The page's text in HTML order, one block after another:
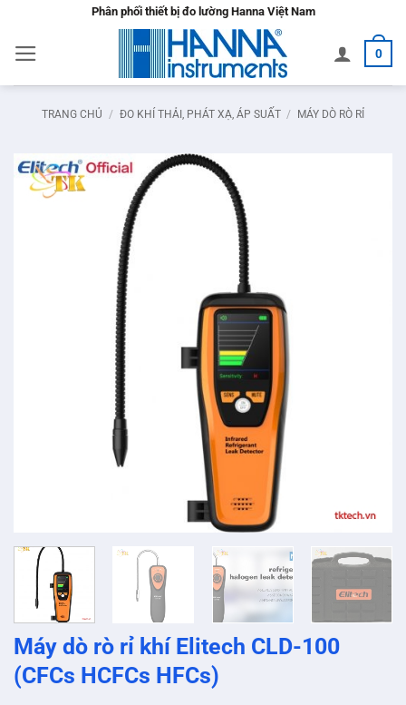
nội
dung
Phân phối thiết bị đo lường Hanna Việt Nam
0
TRANG CHỦ / ĐO KHÍ THẢI, PHÁT XẠ, ÁP SUẤT / MÁY DÒ RÒ RỈ
Máy dò rò rỉ khí Elitech CLD-100
(CFCs HCFCs HFCs)